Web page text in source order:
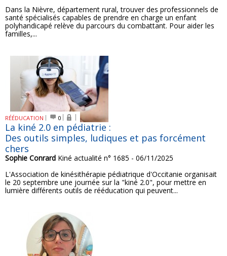
Dans la Nièvre, département rural, trouver des professionnels de
santé spécialisés capables de prendre en charge un enfant
polyhandicapé relève du parcours du combattant. Pour aider les
familles,...
RÉÉDUCATION 0
La kiné 2.0 en pédiatrie :
Des outils simples, ludiques et pas forcément
chers
Sophie Conrard Kiné actualité n° 1685 - 06/11/2025
L'Association de kinésithérapie pédiatrique d'Occitanie organisait
le 20 septembre une journée sur la "kiné 2.0", pour mettre en
lumière différents outils de rééducation qui peuvent...